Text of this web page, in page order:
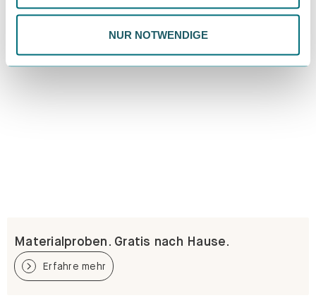
Datenschutzrichtlinie.
NUR NOTWENDIGE
Materialproben. Gratis nach Hause.
Erfahre mehr